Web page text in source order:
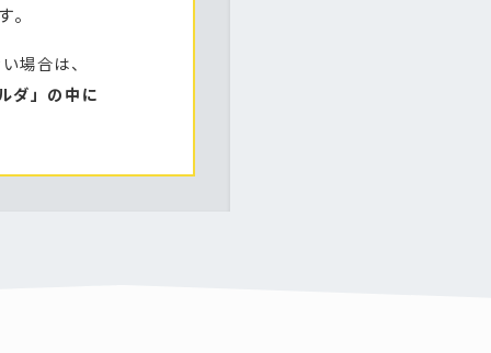
場合は、
ダ」の中に